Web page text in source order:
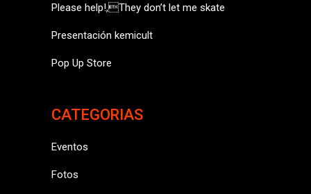
Please help!,They don’t let me skate
Presentación kemicult
Pop Up Store
CATEGORIAS
Eventos
Fotos